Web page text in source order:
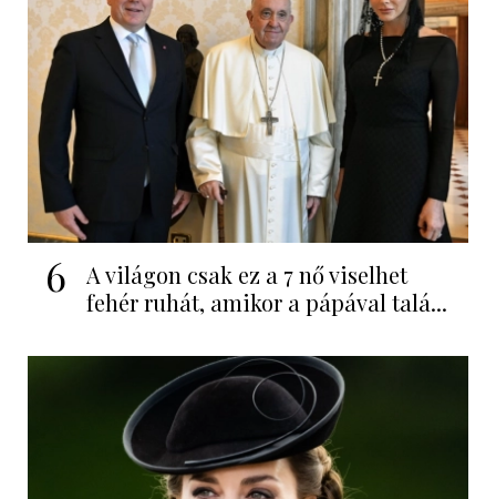
6
A világon csak ez a 7 nő viselhet
fehér ruhát, amikor a pápával talá...